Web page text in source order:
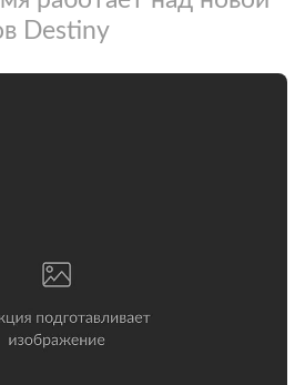
Destiny